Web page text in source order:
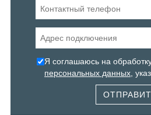
Я соглашаюсь на
персональных данных ,